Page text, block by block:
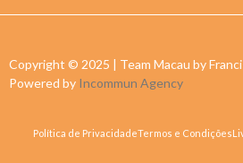
Copyright © 2025 | Team Macau by
Powered by Incommun Agency
Política de PrivacidadeTermos e Condições